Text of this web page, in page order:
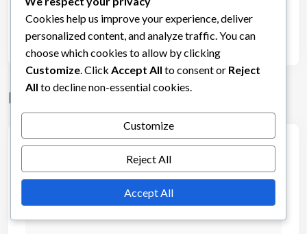
takvimi, heyecanı sürdürebilir ve sürekli katılımı teşvik
edebilir.
Leave a Comment
Your email address will not be published.Required
Cookies help us improve your experience, deliver
personalized content, and analyze traffic. You can
choose which cookies to allow by clicking
Customize . Click Accept All to consent or Reject
All to decline non-essential cookies.
Customize
Reject All
Accept All